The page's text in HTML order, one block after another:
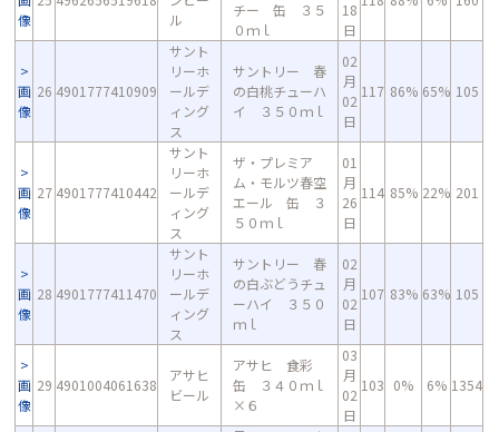
像
ル
チー 缶 ３５
０ｍｌ
18
日
画
像
26 4901777410909
サント
リーホ
ールデ
ィング
ス
サントリー 春
の白桃チューハ
イ ３５０ｍｌ
02
月
02
日
117 86% 65% 105
画
像
27 4901777410442
サント
リーホ
ールデ
ィング
ス
ザ・プレミア
ム・モルツ春空
エール 缶 ３
５０ｍｌ
01
月
26
日
114 85% 22% 201
画
像
28 4901777411470
サント
リーホ
ールデ
ィング
ス
サントリー 春
の白ぶどうチュ
ーハイ ３５０
ｍｌ
02
月
02
日
107 83% 63% 105
画
像
29 4901004061638
アサヒ
ビール
アサヒ 食彩
缶 ３４０ｍｌ
×６
03
月
02
日
103 0% 6% 1354